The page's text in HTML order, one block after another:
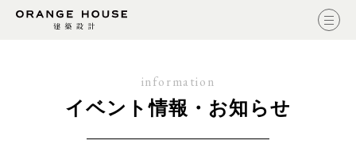
information
イベント情報・お知らせ